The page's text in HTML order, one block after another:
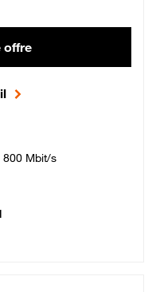
offre
Mbit/s